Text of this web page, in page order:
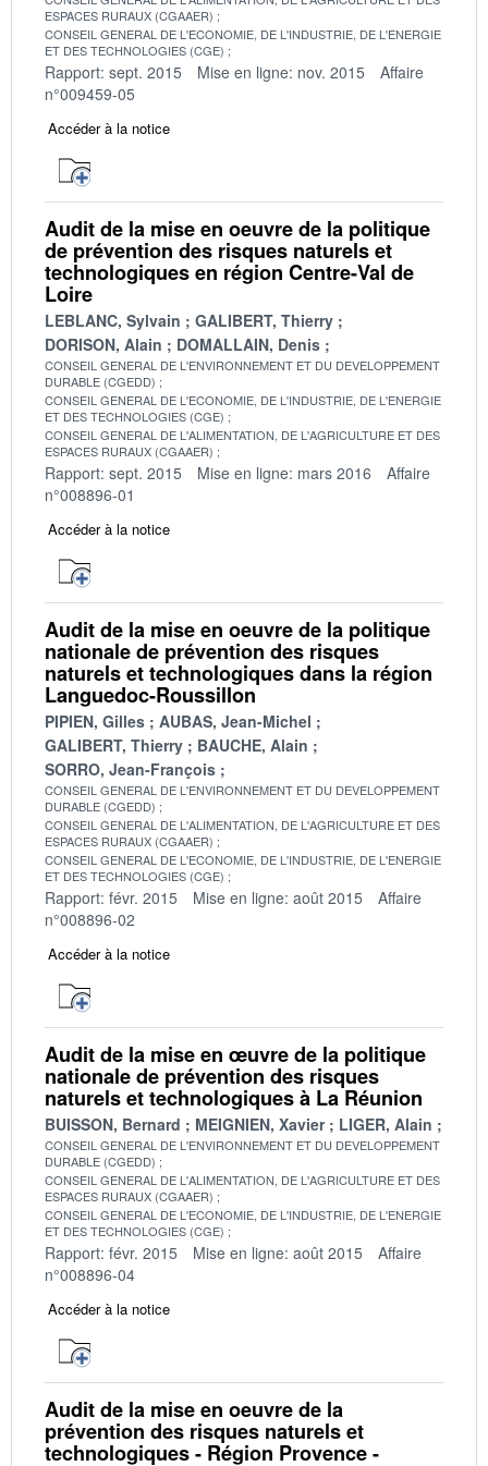
ESPACES RURAUX (CGAAER)
CONSEIL GENERAL DE L'ECONOMIE, DE L'INDUSTRIE, DE L'ENERGIE
ET DES TECHNOLOGIES (CGE)
Rapport: sept. 2015 Mise en ligne: nov. 2015
Affaire
n°009459-05
Accéder à la notice
Audit de la mise en oeuvre de la politique
de prévention des risques naturels et
technologiques en région Centre-Val de
Loire
LEBLANC, Sylvain
GALIBERT, Thierry
DORISON, Alain
DOMALLAIN, Denis
CONSEIL GENERAL DE L'ENVIRONNEMENT ET DU DEVELOPPEMENT
DURABLE (CGEDD)
CONSEIL GENERAL DE L'ECONOMIE, DE L'INDUSTRIE, DE L'ENERGIE
ET DES TECHNOLOGIES (CGE)
CONSEIL GENERAL DE L'ALIMENTATION, DE L'AGRICULTURE ET DES
ESPACES RURAUX (CGAAER)
Rapport: sept. 2015 Mise en ligne: mars 2016
Affaire
n°008896-01
Accéder à la notice
Audit de la mise en oeuvre de la politique
nationale de prévention des risques
naturels et technologiques dans la région
Languedoc-Roussillon
PIPIEN, Gilles
AUBAS, Jean-Michel
GALIBERT, Thierry
BAUCHE, Alain
SORRO, Jean-François
CONSEIL GENERAL DE L'ENVIRONNEMENT ET DU DEVELOPPEMENT
DURABLE (CGEDD)
CONSEIL GENERAL DE L'ALIMENTATION, DE L'AGRICULTURE ET DES
ESPACES RURAUX (CGAAER)
CONSEIL GENERAL DE L'ECONOMIE, DE L'INDUSTRIE, DE L'ENERGIE
ET DES TECHNOLOGIES (CGE)
Rapport: févr. 2015 Mise en ligne: août 2015
Affaire
n°008896-02
Accéder à la notice
Audit de la mise en œuvre de la politique
nationale de prévention des risques
naturels et technologiques à La Réunion
BUISSON, Bernard MEIGNIEN, Xavier LIGER, Alain
CONSEIL GENERAL DE L'ENVIRONNEMENT ET DU DEVELOPPEMENT
DURABLE (CGEDD)
CONSEIL GENERAL DE L'ALIMENTATION, DE L'AGRICULTURE ET DES
ESPACES RURAUX (CGAAER)
CONSEIL GENERAL DE L'ECONOMIE, DE L'INDUSTRIE, DE L'ENERGIE
ET DES TECHNOLOGIES (CGE)
Rapport: févr. 2015 Mise en ligne: août 2015
Affaire
n°008896-04
Accéder à la notice
Audit de la mise en oeuvre de la
prévention des risques naturels et
technologiques - Région Provence -